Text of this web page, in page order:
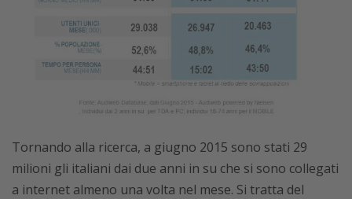
Tornando alla ricerca, a giugno 2015 sono stati 29
milioni gli italiani dai due anni in su che si sono collegati
a internet almeno una volta nel mese. Si tratta del